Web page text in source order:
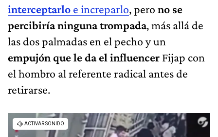
interceptarlo e increparlo, pero no se
percibiría ninguna trompada, más allá de
las dos palmadas en el pecho y un
empujón que le da el influencer Fijap con
el hombro al referente radical antes de
retirarse.